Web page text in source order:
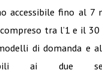
accessibile fino al 7
tra l’1 e il
di domanda e
ai due